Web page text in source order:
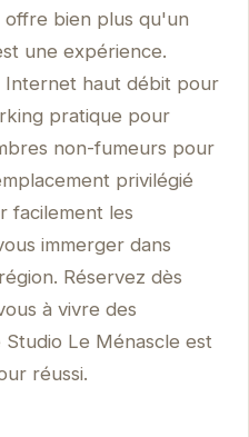
offre bien plus qu'un
une expérience.
Internet haut débit pour
pratique pour
non-fumeurs pour
privilégié
facilement les
immerger dans
Réservez dès
à vivre des
Studio Le Ménascle est
réussi.